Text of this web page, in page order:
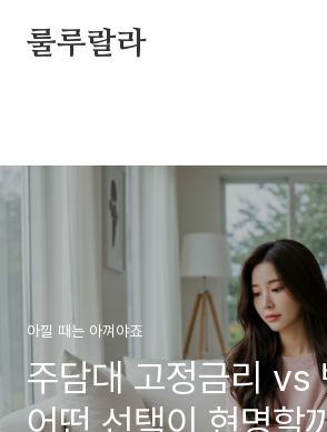
룰루랄라
아낄 때는 아껴야죠
주담대 고정금리 vs
어떤 선택이 현명할